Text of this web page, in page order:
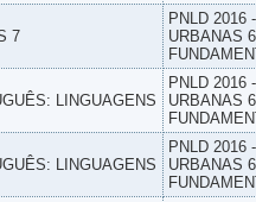
7
PNLD 2016
URBANAS
LINGUAGENS
PNLD 2016
URBANAS
LINGUAGENS
PNLD 2016
URBANAS